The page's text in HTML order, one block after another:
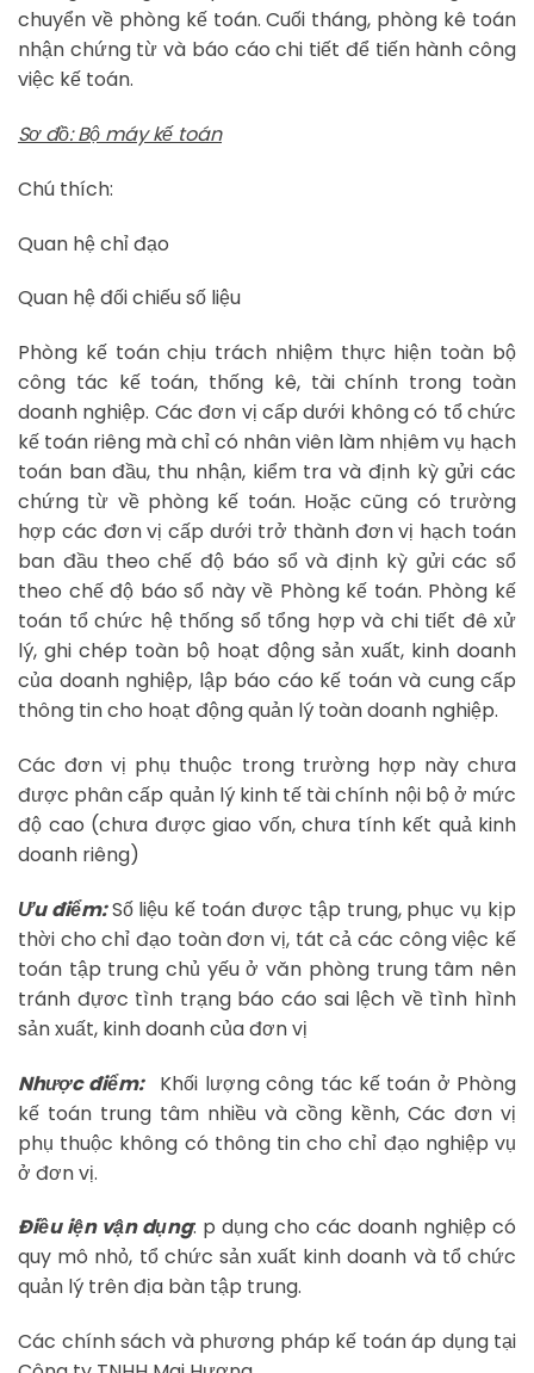
chuyển về phòng kế toán. Cuối tháng, phòng kê toán
nhận chứng từ và báo cáo chi tiết để tiến hành công
việc kế toán.
Sơ đồ: Bộ máy kế toán
Chú thích:
Quan hệ chỉ đạo
Quan hệ đối chiếu số liệu
Phòng kế toán chịu trách nhiệm thực hiện toàn bộ
công tác kế toán, thống kê, tài chính trong toàn
doanh nghiệp. Các đơn vị cấp dưới không có tổ chức
kế toán riêng mà chỉ có nhân viên làm nhịêm vụ hạch
toán ban đầu, thu nhận, kiểm tra và định kỳ gửi các
chứng từ về phòng kế toán. Hoặc cũng có trường
hợp các đơn vị cấp dưới trở thành đơn vị hạch toán
ban đầu theo chế độ báo sổ và định kỳ gửi các sổ
theo chế độ báo sổ này về Phòng kế toán. Phòng kế
toán tổ chức hệ thống sổ tổng hợp và chi tiết đê xử
lý, ghi chép toàn bộ hoạt động sản xuất, kinh doanh
của doanh nghiệp, lập báo cáo kế toán và cung cấp
thông tin cho hoạt động quản lý toàn doanh nghiệp.
Các đơn vị phụ thuộc trong trường hợp này chưa
được phân cấp quản lý kinh tế tài chính nội bộ ở mức
độ cao (chưa được giao vốn, chưa tính kết quả kinh
doanh riêng)
Ưu điểm:Số liệu kế toán được tập trung, phục vụ kịp
thời cho chỉ đạo toàn đơn vị, tát cả các công việc kế
toán tập trung chủ yếu ở văn phòng trung tâm nên
tránh đựơc tình trạng báo cáo sai lệch về tình hình
sản xuất, kinh doanh của đơn vị
Nhược điểm: Khối lượng công tác kế toán ở Phòng
kế toán trung tâm nhiều và cồng kềnh, Các đơn vị
phụ thuộc không có thông tin cho chỉ đạo nghiệp vụ
ở đơn vị.
Điều iện vận dụng: p dụng cho các doanh nghiệp có
quy mô nhỏ, tổ chức sản xuất kinh doanh và tổ chức
quản lý trên địa bàn tập trung.
Các chính sách và phương pháp kế toán áp dụng tại